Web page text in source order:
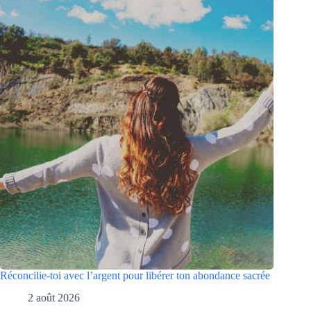
Réconcilie-toi avec l’argent pour libérer ton abondance sacrée
2 août 2026